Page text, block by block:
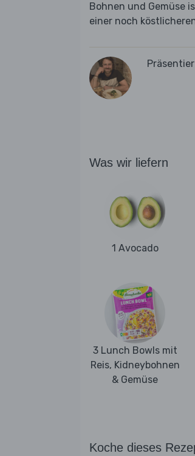
Bohnen und Gemüse
einer noch
Was wir liefern
1 Avocado
3 Lunch Bowls mit
Reis, Kidneybohnen
& Gemüse
Koche dieses